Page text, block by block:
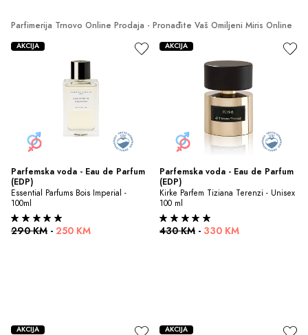
Parfimerija Trnovo Online Prodaja - Pronađite Vaš Omiljeni Miris Online
Parfemska voda - Eau de Parfum
(EDP)
Essential Parfums Bois Imperial -
100ml
290 KM - 250 KM
AKCIJA
Parfemska voda - Eau de Parfum
(EDP)
Kirke Parfem Tiziana Terenzi - Unisex
100 ml
430 KM - 330 KM
AKCIJA
AKCIJA AKCIJA